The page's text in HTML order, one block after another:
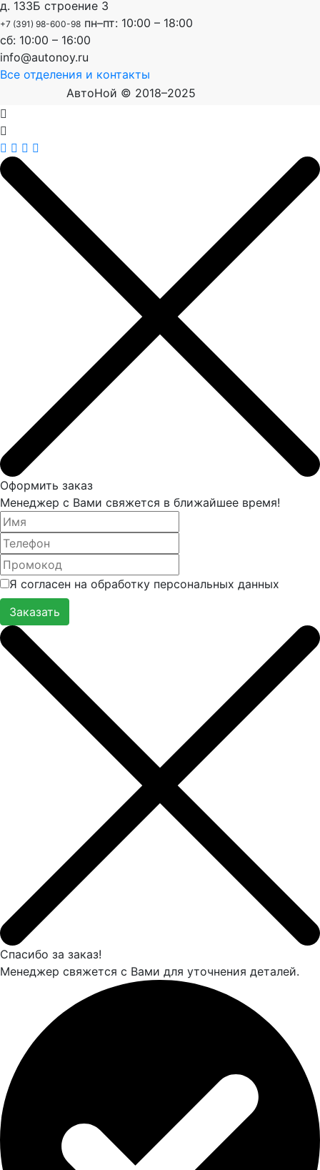
д. 133Б строение 3
+7 (391) 98-600-98 пн–пт: 10:00 – 18:00
сб: 10:00 – 16:00
info@autonoy.ru
Все отделения и контакты
АвтоНой © 2018–2025
Оформить заказ
Менеджер с Вами свяжется в ближайшее время!
Я согласен на обработку персональных данных
Заказать
Спасибо за заказ!
Менеджер свяжется с Вами для уточнения деталей.